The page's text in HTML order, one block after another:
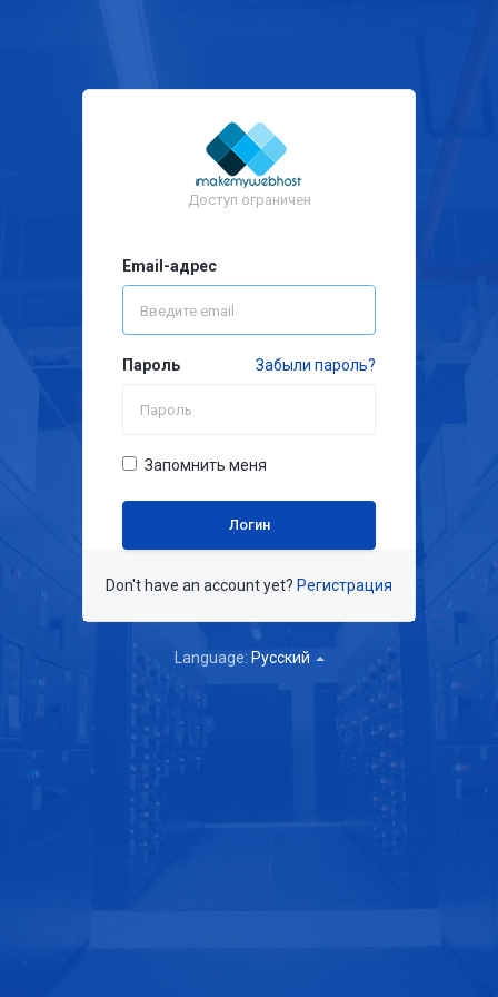
Доступ ограничен
Email-адрес
Пароль Забыли пароль?
Запомнить меня
Don't have an account yet? Регистрация
Language: Русский